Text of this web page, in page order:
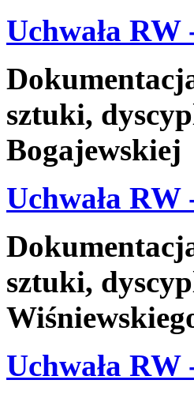
Uchwała
sztuki,
Bogajewskiej
Uchwała
sztuki,
Uchwała